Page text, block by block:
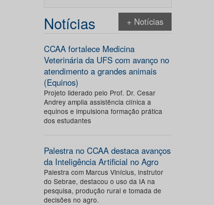
Notícias + Notícias
CCAA fortalece Medicina
Veterinária da UFS com avanço no
atendimento a grandes animais
(Equinos)
Projeto liderado pelo Prof. Dr. Cesar
Andrey amplia assistência clínica a
equinos e impulsiona formação prática
dos estudantes
Palestra no CCAA destaca avanços
da Inteligência Artificial no Agro
Palestra com Marcus Vinícius, instrutor
do Sebrae, destacou o uso da IA na
pesquisa, produção rural e tomada de
decisões no agro.